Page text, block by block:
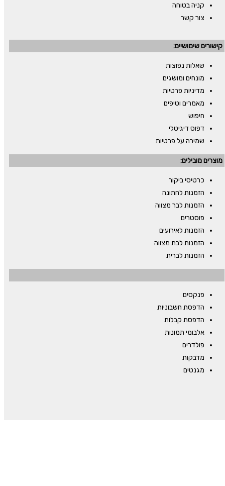
קניה בטוחה
צור קשר
קישורים שימושיים:
שאלות נפוצות
מונחים ומושגים
מדיניות פרטיות
מאמרים וטיפים
חיפוש
דפוס דיגיטלי
שמירה על פרטיות
מוצרים מובילים:
כרטיסי ביקור
הזמנות לחתונה
הזמנות לבר מצווה
פוסטרים
הזמנות לאירועים
הזמנות לבת מצווה
הזמנות לברית
פנקסים
הדפסת חשבוניות
הדפסת קבלות
אלבומי תמונות
פולדרים
מדבקות
מגנטים